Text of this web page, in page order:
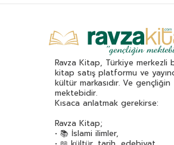
Akif Manaf(46)
Alexandr Sergeyeviç Puşkin
Alexandre Dumas(113)
Alfred Adler(63)
Ali Erkan Kavaklı(33)
Ali Haydar Haksal
(53)
Alphonse Daudet
Ravza Kitap, Türkiye merkezli
kitap satış platformu ve
kültür markasıdır. Ve gençliğin
mektebidir.
Kısaca anlatmak gerekirse:
Ravza Kitap;
• 📚 İslami ilimler,